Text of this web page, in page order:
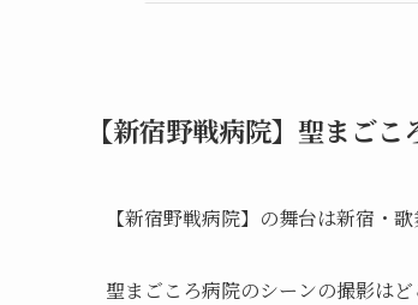
【新宿野戦病院】聖まご
【新宿野戦病院】の舞台は新宿・
聖まごころ病院のシーンの撮影は